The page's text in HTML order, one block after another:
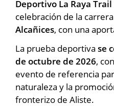
Deportivo La Raya
celebración de la
Alcañices, con una
La prueba deportiva se
de octubre de 2026,
evento de referencia
naturaleza y la
fronterizo de Aliste.